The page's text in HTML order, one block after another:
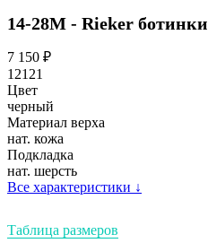
14-28М - Rieker ботинки
7 150 ₽
12121
Цвет
черный
Материал верха
нат. кожа
Подкладка
нат. шерсть
Все характеристики ↓
Таблица размеров